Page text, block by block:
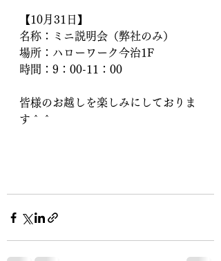
【10月31日】
名称：ミニ説明会（弊社のみ）
場所：ハローワーク今治1F
時間：9：00-11：00
皆様のお越しを楽しみにしておりま
す＾＾